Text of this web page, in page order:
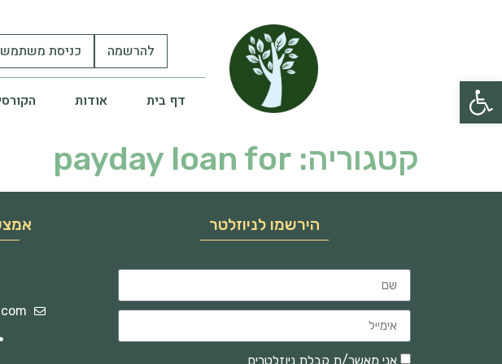
פתח סרגל נגישות
להרשמה כניסת
דף בית אודות
קטגוריה: payday loan for
הירשמו לניוזלטר
אני מאשר/ת קבלת ניוזלטרים